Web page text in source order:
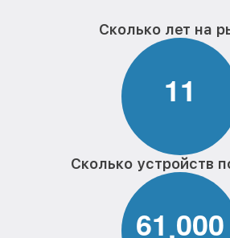
Сколько лет на
11
Сколько устройств
61,000